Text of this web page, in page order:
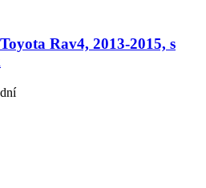
Rav4, 2013-2015, s